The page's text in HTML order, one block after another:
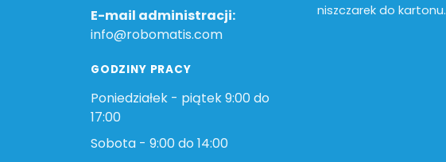
E-mail administracji:
info@robomatis.com
GODZINY PRACY
Poniedziałek - piątek 9:00 do
17:00
Sobota - 9:00 do 14:00
niszczarek do kartonu.